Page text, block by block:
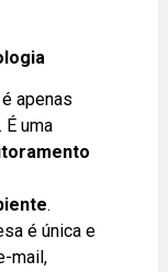
apenas
uma
.
é única e
mail,